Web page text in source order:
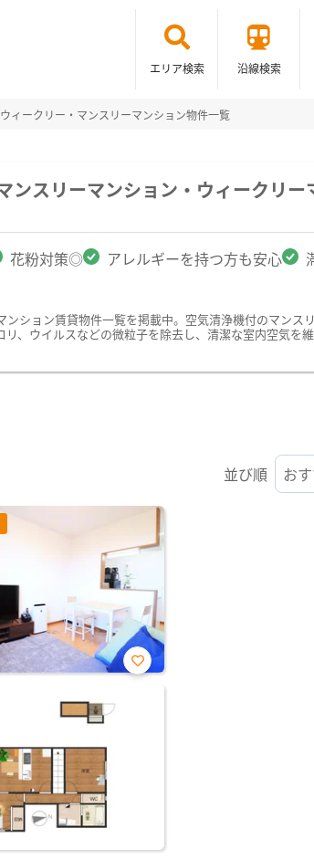
エリア検索 沿線検索
ィークリー・マンスリーマンション物件一覧
ンスリーマンション・ウィークリー
花粉対策◎ アレルギーを持つ方も安心
ション賃貸物件一覧を掲載中。空気清浄機付のマン
、ウイルスなどの微粒子を除去し、清潔な室内空気を
並び順
お気